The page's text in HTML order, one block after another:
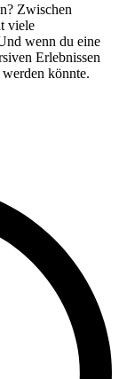
Zwischen
viele
wenn du eine
Erlebnissen
könnte.